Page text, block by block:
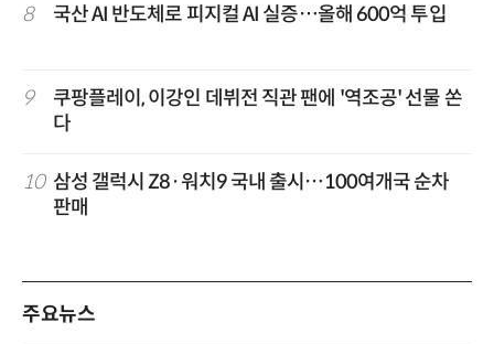
8 국산 AI 반도체로 피지컬 AI 실증…올해 600억 투입
9
쿠팡플레이, 이강인 데뷔전 직관 팬에 '역조공' 선물 쏜
다
10 삼성 갤럭시 Z8·워치9 국내 출시…100여개국 순차
판매
주요뉴스